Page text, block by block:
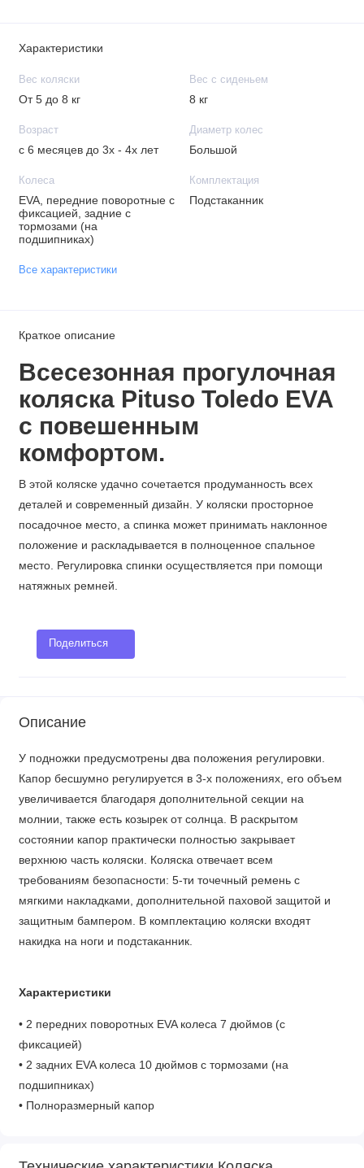
Характеристики
Вес коляски
От 5 до 8 кг
Вес с сиденьем
8 кг
Возраст
с 6 месяцев до 3х - 4х лет
Диаметр колес
Большой
Колеса
EVA, передние поворотные с
фиксацией, задние с
тормозами (на
подшипниках)
Комплектация
Подстаканник
Все характеристики
Краткое описание
Всесезонная прогулочная
коляска Pituso Toledo EVA
с повешенным
комфортом.
В этой коляске удачно сочетается продуманность всех
деталей и современный дизайн. У коляски просторное
посадочное место, а спинка может принимать наклонное
положение и раскладывается в полноценное спальное
место. Регулировка спинки осуществляется при помощи
натяжных ремней.
Поделиться
Описание
У подножки предусмотрены два положения регулировки.
Капор бесшумно регулируется в 3-х положениях, его объем
увеличивается благодаря дополнительной секции на
молнии, также есть козырек от солнца. В раскрытом
состоянии капор практически полностью закрывает
верхнюю часть коляски. Коляска отвечает всем
требованиям безопасности: 5-ти точечный ремень с
мягкими накладками, дополнительной паховой защитой и
защитным бампером. В комплектацию коляски входят
накидка на ноги и подстаканник.
Характеристики
• 2 передних поворотных EVA колеса 7 дюймов (с
фиксацией)
• 2 задних EVA колеса 10 дюймов с тормозами (на
подшипниках)
• Полноразмерный капор